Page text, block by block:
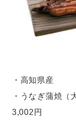
・高知県産
・うなぎ蒲焼（
3,002円